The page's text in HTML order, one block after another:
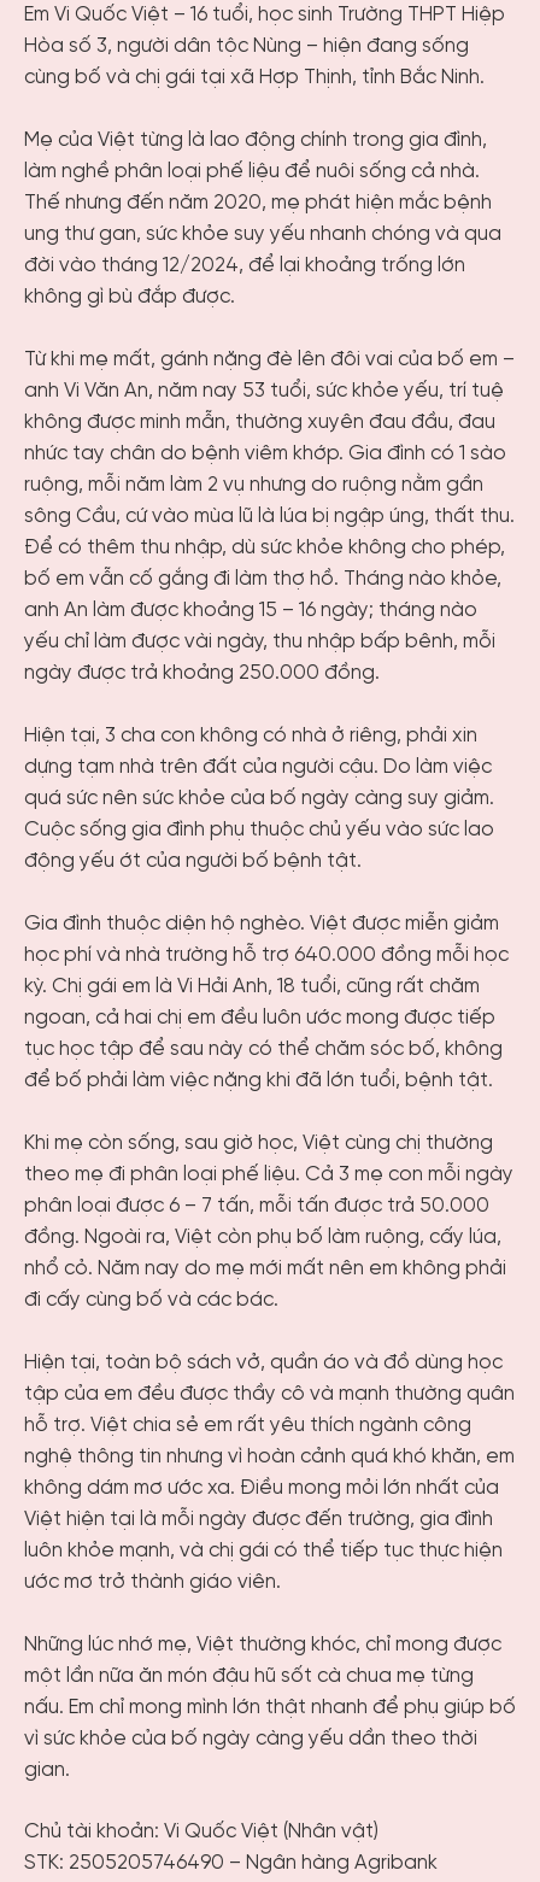
Em Vi Quốc Việt – 16 tuổi, học sinh Trường THPT Hiệp
Hòa số 3, người dân tộc Nùng – hiện đang sống
cùng bố và chị gái tại xã Hợp Thịnh, tỉnh Bắc Ninh.
Mẹ của Việt từng là lao động chính trong gia đình,
làm nghề phân loại phế liệu để nuôi sống cả nhà.
Thế nhưng đến năm 2020, mẹ phát hiện mắc bệnh
ung thư gan, sức khỏe suy yếu nhanh chóng và qua
đời vào tháng 12/2024, để lại khoảng trống lớn
không gì bù đắp được.
Từ khi mẹ mất, gánh nặng đè lên đôi vai của bố em –
anh Vi Văn An, năm nay 53 tuổi, sức khỏe yếu, trí tuệ
không được minh mẫn, thường xuyên đau đầu, đau
nhức tay chân do bệnh viêm khớp. Gia đình có 1 sào
ruộng, mỗi năm làm 2 vụ nhưng do ruộng nằm gần
sông Cầu, cứ vào mùa lũ là lúa bị ngập úng, thất thu.
Để có thêm thu nhập, dù sức khỏe không cho phép,
bố em vẫn cố gắng đi làm thợ hồ. Tháng nào khỏe,
anh An làm được khoảng 15 – 16 ngày; tháng nào
yếu chỉ làm được vài ngày, thu nhập bấp bênh, mỗi
ngày được trả khoảng 250.000 đồng.
Hiện tại, 3 cha con không có nhà ở riêng, phải xin
dựng tạm nhà trên đất của người cậu. Do làm việc
quá sức nên sức khỏe của bố ngày càng suy giảm.
Cuộc sống gia đình phụ thuộc chủ yếu vào sức lao
động yếu ớt của người bố bệnh tật.
Gia đình thuộc diện hộ nghèo. Việt được miễn giảm
học phí và nhà trường hỗ trợ 640.000 đồng mỗi học
kỳ. Chị gái em là Vi Hải Anh, 18 tuổi, cũng rất chăm
ngoan, cả hai chị em đều luôn ước mong được tiếp
tục học tập để sau này có thể chăm sóc bố, không
để bố phải làm việc nặng khi đã lớn tuổi, bệnh tật.
Khi mẹ còn sống, sau giờ học, Việt cùng chị thường
theo mẹ đi phân loại phế liệu. Cả 3 mẹ con mỗi ngày
phân loại được 6 – 7 tấn, mỗi tấn được trả 50.000
đồng. Ngoài ra, Việt còn phụ bố làm ruộng, cấy lúa,
nhổ cỏ. Năm nay do mẹ mới mất nên em không phải
đi cấy cùng bố và các bác.
Hiện tại, toàn bộ sách vở, quần áo và đồ dùng học
tập của em đều được thầy cô và mạnh thường quân
hỗ trợ. Việt chia sẻ em rất yêu thích ngành công
nghệ thông tin nhưng vì hoàn cảnh quá khó khăn, em
không dám mơ ước xa. Điều mong mỏi lớn nhất của
Việt hiện tại là mỗi ngày được đến trường, gia đình
luôn khỏe mạnh, và chị gái có thể tiếp tục thực hiện
ước mơ trở thành giáo viên.
Những lúc nhớ mẹ, Việt thường khóc, chỉ mong được
một lần nữa ăn món đậu hũ sốt cà chua mẹ từng
nấu. Em chỉ mong mình lớn thật nhanh để phụ giúp bố
vì sức khỏe của bố ngày càng yếu dần theo thời
gian.
Chủ tài khoản: Vi Quốc Việt (Nhân vật)
STK: 2505205746490 – Ngân hàng Agribank